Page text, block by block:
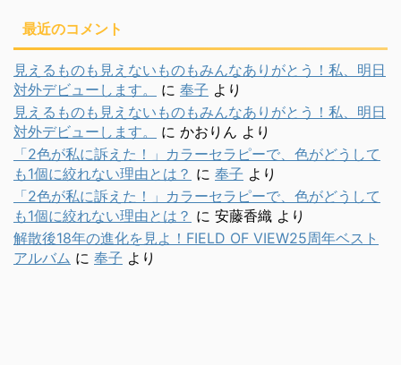
最近のコメント
見えるものも見えないものもみんなありがとう！私、明日
対外デビューします。
に 奉子 より
見えるものも見えないものもみんなありがとう！私、明日
対外デビューします。
に かおりん より
「2色が私に訴えた！」カラーセラピーで、色がどうして
も1個に絞れない理由とは？ に 奉子 より
「2色が私に訴えた！」カラーセラピーで、色がどうして
も1個に絞れない理由とは？ に 安藤香織 より
解散後18年の進化を見よ！FIELD OF VIEW25周年ベスト
アルバム に 奉子 より